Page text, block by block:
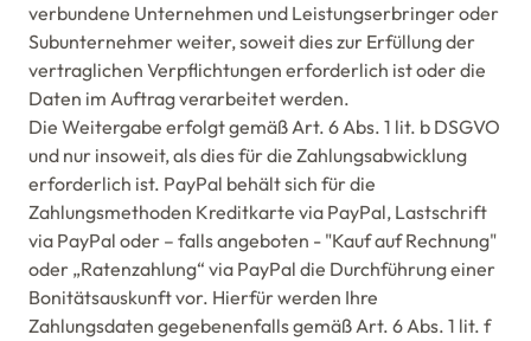
verbundene Unternehmen und Leistungserbringer oder
Subunternehmer weiter, soweit dies zur Erfüllung der
vertraglichen Verpflichtungen erforderlich ist oder die
Daten im Auftrag verarbeitet werden.
Die Weitergabe erfolgt gemäß Art. 6 Abs. 1 lit. b DSGVO
und nur insoweit, als dies für die Zahlungsabwicklung
erforderlich ist. PayPal behält sich für die
Zahlungsmethoden Kreditkarte via PayPal, Lastschrift
via PayPal oder – falls angeboten - "Kauf auf Rechnung"
oder „Ratenzahlung“ via PayPal die Durchführung einer
Bonitätsauskunft vor. Hierfür werden Ihre
Zahlungsdaten gegebenenfalls gemäß Art. 6 Abs. 1 lit. f